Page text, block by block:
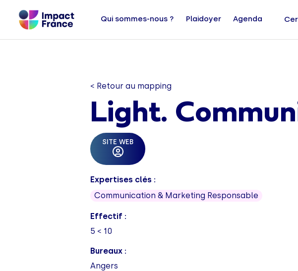
Qui sommes-nous ? Plaidoyer Agenda
< Retour au mapping
Light.
SITE WEB
Expertises clés :
Communication & Marketing Responsable
Effectif :
5 < 10
Bureaux :
Angers